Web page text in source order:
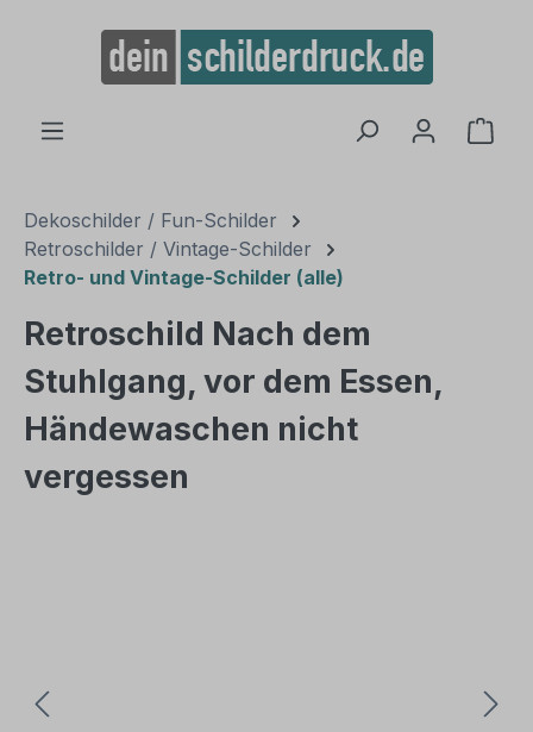
springen
Dekoschilder / Fun-Schilder
Retroschilder / Vintage-Schilder
Retro- und Vintage-Schilder (alle)
Retroschild Nach dem
Stuhlgang, vor dem Essen,
Händewaschen nicht
vergessen